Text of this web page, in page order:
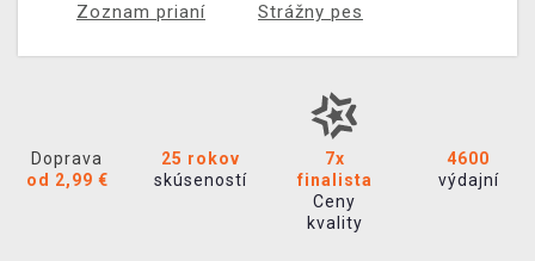
Zoznam prianí Strážny pes
Doprava
od 2,99 €
25 rokov
skúseností
7x
finalista
Ceny
kvality
4600
výdajní